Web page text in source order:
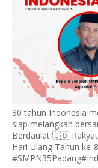
80 tahun Indonesia
siap melangkah
Berdaulat 🇮🇩 Rakyat
Hari Ulang Tahun ke-